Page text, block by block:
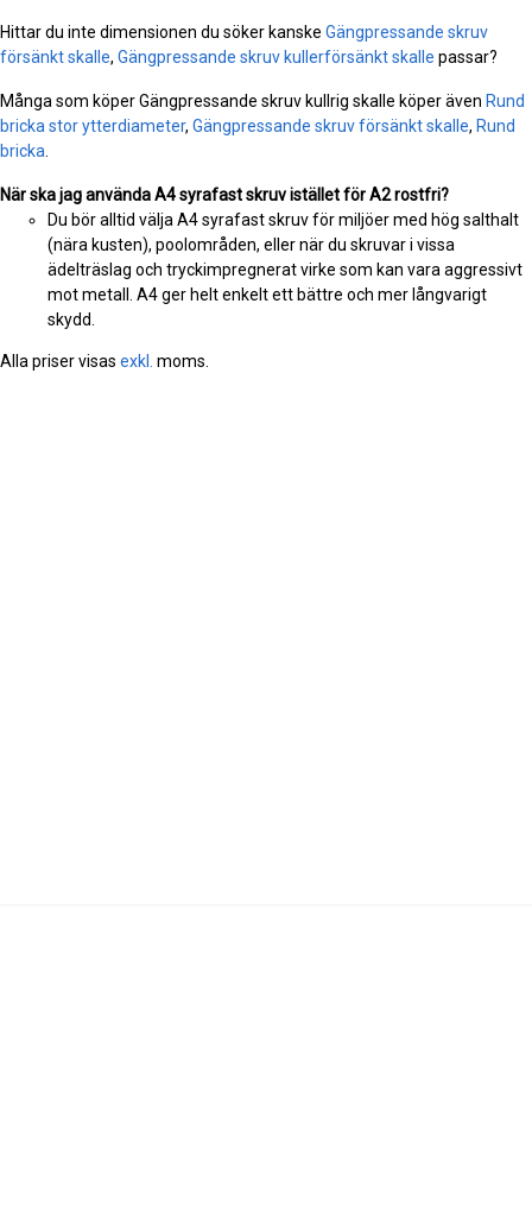
Hittar du inte dimensionen du söker kanske Gängpressande skruv
försänkt skalle, Gängpressande skruv kullerförsänkt skalle passar?
Många som köper Gängpressande skruv kullrig skalle köper även Rund
bricka stor ytterdiameter, Gängpressande skruv försänkt skalle, Rund
bricka.
När ska jag använda A4 syrafast skruv istället för A2 rostfri?
Du bör alltid välja A4 syrafast skruv för miljöer med hög salthalt
(nära kusten), poolområden, eller när du skruvar i vissa
ädelträslag och tryckimpregnerat virke som kan vara aggressivt
mot metall. A4 ger helt enkelt ett bättre och mer långvarigt
skydd.
Alla priser visas exkl. moms.